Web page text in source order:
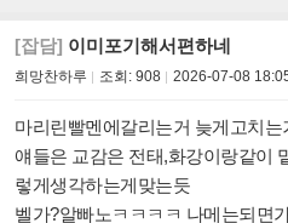
[잡담] 이미포기해서편하네
희망찬하루 조회: 908 2026-07-08
마리린빨멘에갈리는거 늦게고치
얘들은 교감은 전태,화강이랑같이
렇게생각하는게맞는듯
벨가?알빠노ㅋㅋㅋㅋ 나메는되면